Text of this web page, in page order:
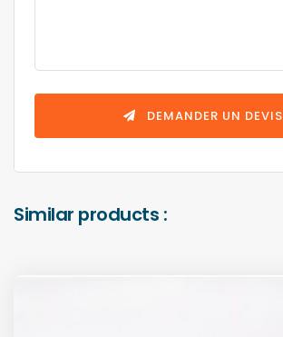
DEMANDER UN DEVIS
Similar products :